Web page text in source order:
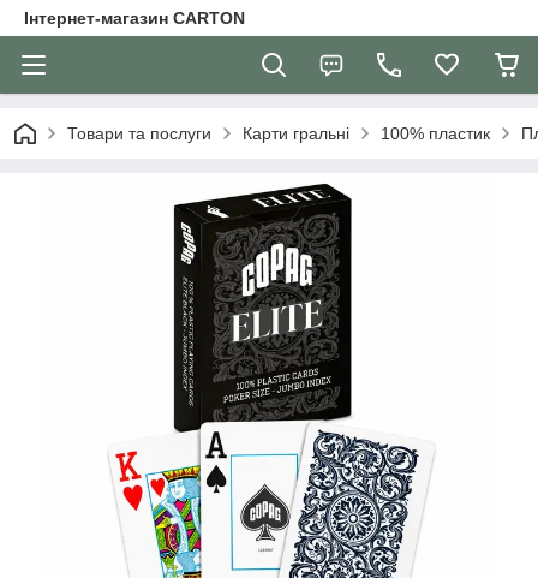
Інтернет-магазин CARTON
Товари та послуги Карти гральні 100% пластик